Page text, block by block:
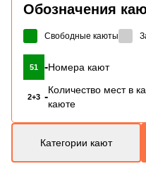
Обозначения
Свободные каюты
51 -Номера кают
2+3 -
Количество мест в
каюте
Категории кают